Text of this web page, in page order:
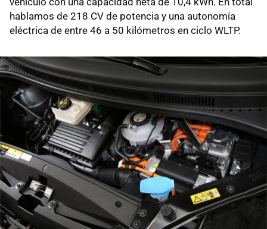
hablamos de 218 CV de potencia y una autonomía
eléctrica de entre 46 a 50 kilómetros en ciclo WLTP.